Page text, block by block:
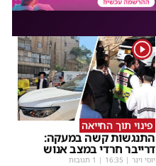
1
פינוי תוך החייאה
התנגשות קשה במעקה:
דרייבר חרדי במצב אנוש
יוסי וינר |
16:35 | 1 תגובות